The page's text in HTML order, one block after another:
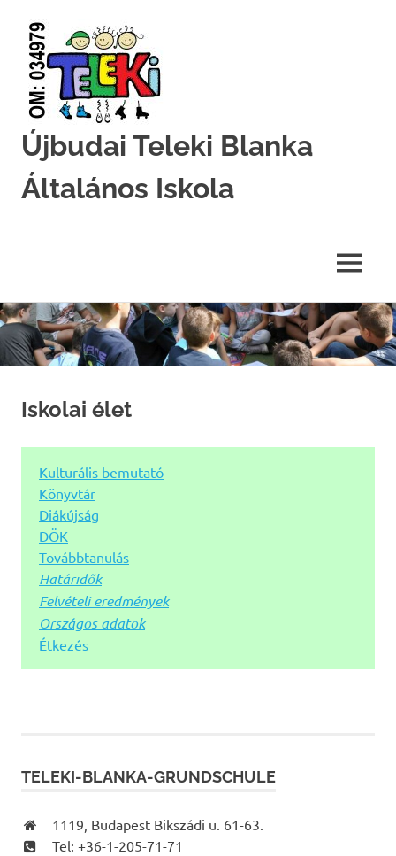
Skip
to
content
Újbudai Teleki Blanka
Általános Iskola
MENU
Iskolai élet
Kulturális bemutató
Könyvtár
Diákújság
DÖK
Továbbtanulás
Határidők
Felvételi eredmények
Országos adatok
Étkezés
TELEKI-BLANKA-GRUNDSCHULE
1119, Budapest Bikszádi u. 61-63.
Tel: +36-1-205-71-71